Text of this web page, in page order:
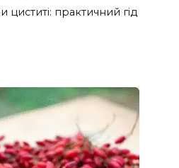
практичний гід